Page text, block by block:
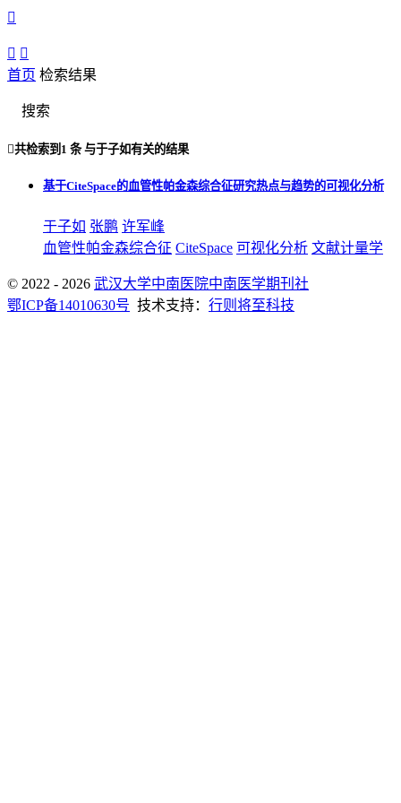

 
首页 检索结果
搜索
共检索到 1 条与于子如有关的结果
基于CiteSpace的血管性帕金森综合征研究热点与趋势的可视化分析
于子如 张鹏 许军峰
血管性帕金森综合征 CiteSpace 可视化分析 文献计量学
© 2022 - 2026 武汉大学中南医院中南医学期刊社
鄂ICP备14010630号 技术支持： 行则将至科技